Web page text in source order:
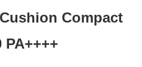
Compact
PA++++